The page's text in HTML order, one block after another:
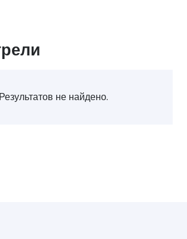
Результатов не найдено.